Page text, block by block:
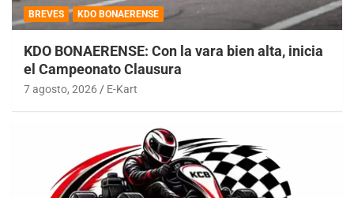
BREVES KDO BONAERENSE
KDO BONAERENSE: Con la vara bien alta, inicia
el Campeonato Clausura
7 agosto, 2026 E-Kart